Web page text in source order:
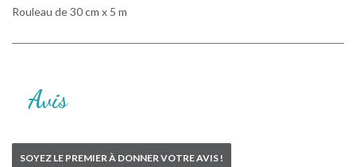
Rouleau de 30 cm x 5 m
Avis
SOYEZ LE PREMIER À DONNER VOTRE AVIS !